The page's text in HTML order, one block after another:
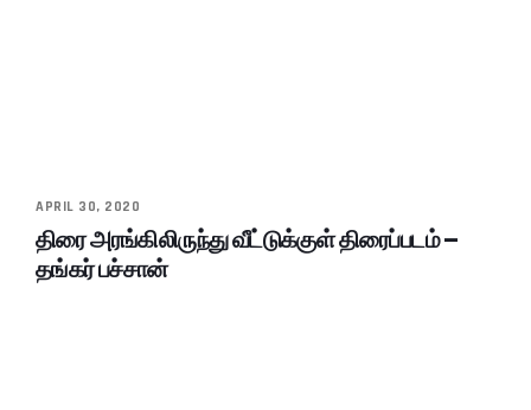
APRIL 30, 2020
திரை அரங்கிலிருந்து வீட்டுக்குள் திரைப்படம் –
தங்கர் பச்சான்